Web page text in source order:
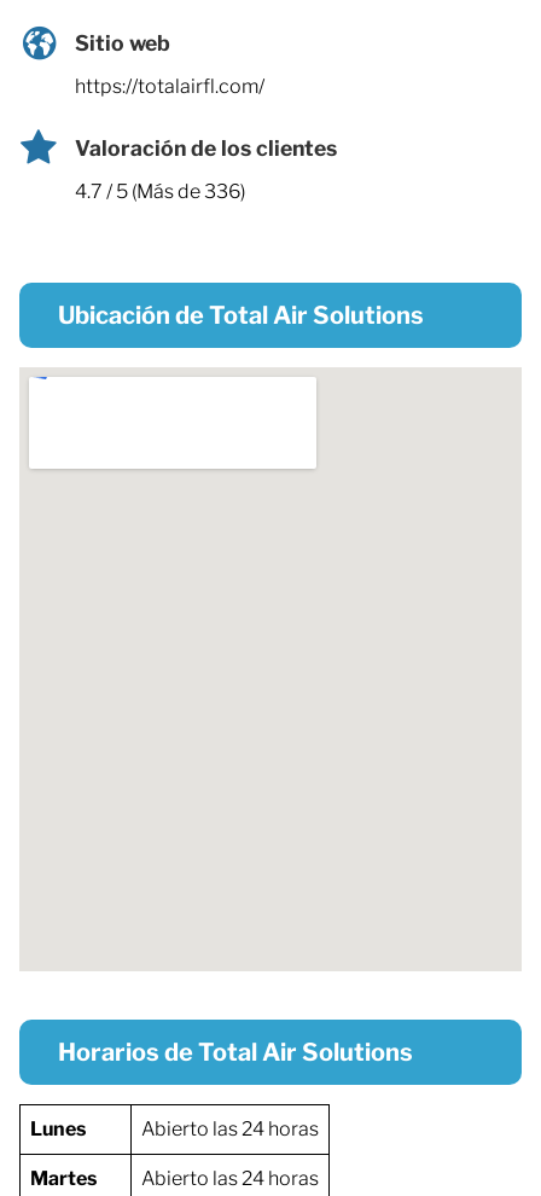
Sitio web
https://totalairfl.com/
Valoración de los clientes
4.7 / 5 (Más de 336)
Ubicación de Total Air Solutions
Horarios de Total Air Solutions
Lunes Abierto las 24 horas
Martes Abierto las 24 horas